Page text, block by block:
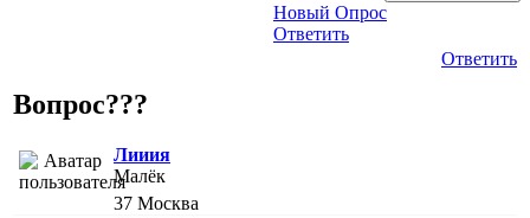
Новый Опрос
Ответить
Ответить
Вопрос???
Лииия
Малёк
37 Москва